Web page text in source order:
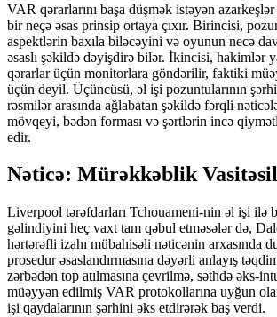
VAR qərarlarını başa düşmək istəyən
bir neçə əsas prinsip ortaya çıxır. Birincisi,
aspektlərin baxıla biləcəyini və oyunun necə
əsaslı şəkildə dəyişdirə bilər. İkincisi, hakimlər
qərarlar üçün monitorlara göndərilir, faktiki
üçün deyil. Üçüncüsü, əl işi pozuntularının
rəsmilər arasında ağlabatan şəkildə fərqli
mövqeyi, bədən forması və şərtlərin incə
edir.
Nəticə: Mürəkkəblik
Liverpool tərəfdarları Tchouameni-nin əl işi ilə
gəlindiyini heç vaxt tam qəbul etməsələr də,
hərtərəfli izahı mübahisəli nəticənin arxasında
prosedur əsaslandırmasına dəyərli anlayış
zərbədən top atılmasına çevrilmə, səthdə əks-
müəyyən edilmiş VAR protokollarına uyğun
işi qaydalarının şərhini əks etdirərək baş verdi.